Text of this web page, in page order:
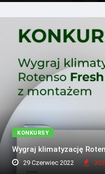
KONKURSY
Wygraj klimatyzację
29 Czerwiec 2022